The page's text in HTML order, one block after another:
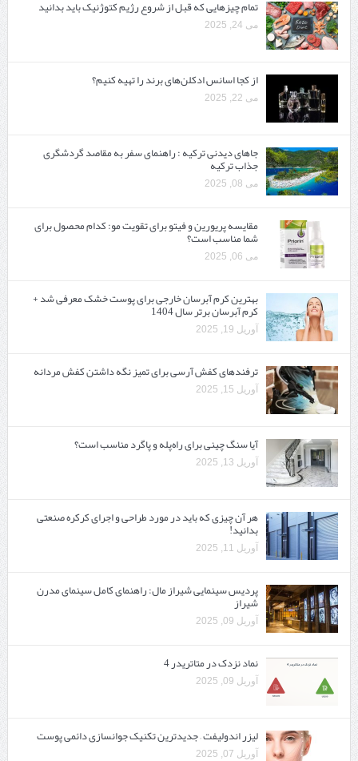
تمام چیزهایی که قبل از شروع رژیم کتوژنیک باید بدانید‎
می 24, 2025
از کجا اسانس ادکلن‌های برند را تهیه کنیم؟
می 22, 2025
جاهای دیدنی ترکیه : راهنمای سفر به مقاصد گردشگری
جذاب ترکیه
می 08, 2025
مقایسه پریورین و فیتو برای تقویت مو: کدام محصول برای
شما مناسب است؟
می 06, 2025
بهترین کرم آبرسان خارجی برای پوست خشک معرفی شد +
کرم آبرسان برتر سال 1404
آوریل 19, 2025
ترفندهای کفش آرسی برای تمیز نگه داشتن کفش مردانه
آوریل 15, 2025
آیا سنگ چینی برای راه‌پله و پاگرد مناسب است؟
آوریل 13, 2025
هر آن چیزی که باید در مورد طراحی و اجرای کرکره صنعتی
بدانید!
آوریل 11, 2025
پردیس سینمایی شیراز مال: راهنمای کامل سینمای مدرن
شیراز
آوریل 09, 2025
نماد نزدک در متاتریدر 4
آوریل 09, 2025
لیزر اندولیفت – جدیدترین تکنیک جوانسازی دائمی پوست
آوریل 07, 2025